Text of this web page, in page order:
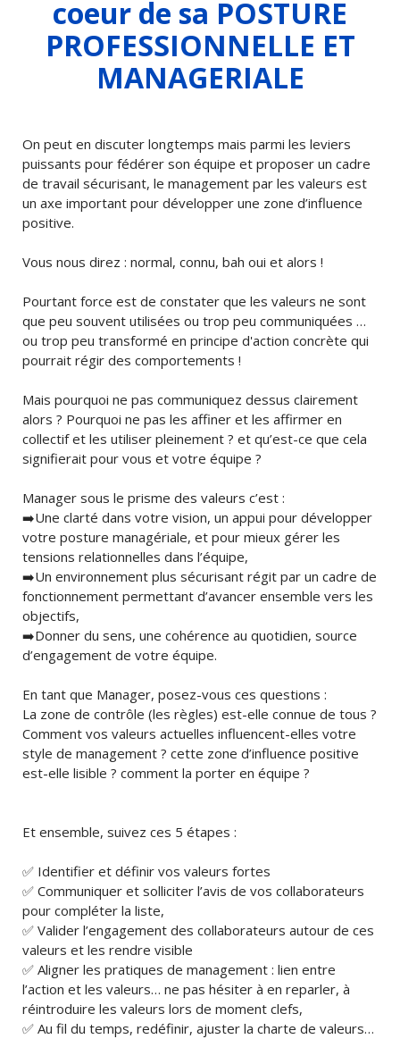
coeur de sa POSTURE
PROFESSIONNELLE ET
MANAGERIALE
On peut en discuter longtemps mais parmi les leviers
puissants pour fédérer son équipe et proposer un cadre
de travail sécurisant, le management par les valeurs est
un axe important pour développer une zone d’influence
positive.
Vous nous direz : normal, connu, bah oui et alors !
Pourtant force est de constater que les valeurs ne sont
que peu souvent utilisées ou trop peu communiquées …
ou trop peu transformé en principe d'action concrète qui
pourrait régir des comportements !
Mais pourquoi ne pas communiquez dessus clairement
alors ? Pourquoi ne pas les affiner et les affirmer en
collectif et les utiliser pleinement ? et qu’est-ce que cela
signifierait pour vous et votre équipe ?
Manager sous le prisme des valeurs c’est :
➡️Une clarté dans votre vision, un appui pour développer
votre posture managériale, et pour mieux gérer les
tensions relationnelles dans l’équipe,
➡️Un environnement plus sécurisant régit par un cadre de
fonctionnement permettant d’avancer ensemble vers les
objectifs,
➡️Donner du sens, une cohérence au quotidien, source
d’engagement de votre équipe.
En tant que Manager, posez-vous ces questions :
La zone de contrôle (les règles) est-elle connue de tous ?
Comment vos valeurs actuelles influencent-elles votre
style de management ? cette zone d’influence positive
est-elle lisible ? comment la porter en équipe ?
Et ensemble, suivez ces 5 étapes :
✅ Identifier et définir vos valeurs fortes
✅ Communiquer et solliciter l’avis de vos collaborateurs
pour compléter la liste,
✅ Valider l’engagement des collaborateurs autour de ces
valeurs et les rendre visible
✅ Aligner les pratiques de management : lien entre
l’action et les valeurs… ne pas hésiter à en reparler, à
réintroduire les valeurs lors de moment clefs,
✅ Au fil du temps, redéfinir, ajuster la charte de valeurs…